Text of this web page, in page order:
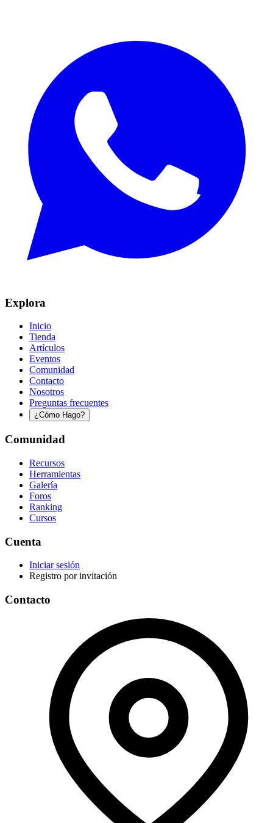
Explora
Inicio
Tienda
Artículos
Eventos
Comunidad
Contacto
Nosotros
Preguntas frecuentes
¿Cómo Hago?
Comunidad
Recursos
Herramientas
Galería
Foros
Ranking
Cursos
Cuenta
Iniciar sesión
Registro por invitación
Contacto